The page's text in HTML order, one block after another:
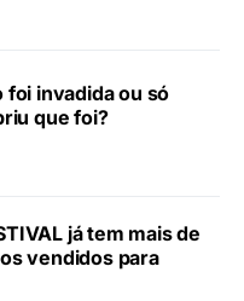
foi invadida ou só
que foi?
já tem mais de
vendidos para